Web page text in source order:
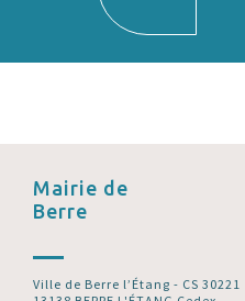
Mairie de
Berre
Ville de Berre l’Étang - CS 30221